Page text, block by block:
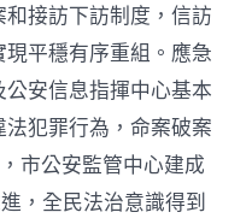
接訪下訪制度，信訪
平穩有序重組。應急
安信息指揮中心基本
犯罪行為，命案破案
市公安監管中心建成
，全民法治意識得到